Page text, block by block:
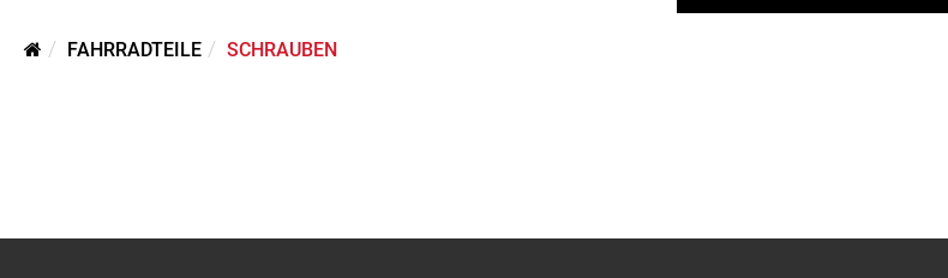
FAHRRADTEILE SCHRAUBEN